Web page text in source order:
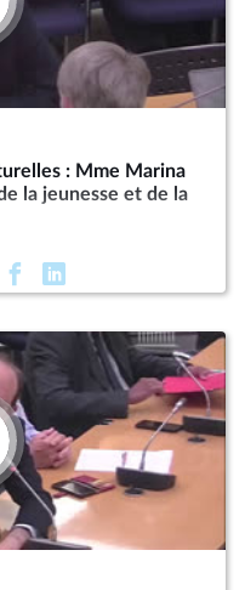
: Mme Marina
la jeunesse et de la